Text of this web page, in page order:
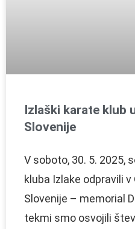
Izlaški karate klub
Slovenije
V soboto, 30. 5. 2025,
kluba Izlake odpravili v
Slovenije – memorial
tekmi smo osvojili